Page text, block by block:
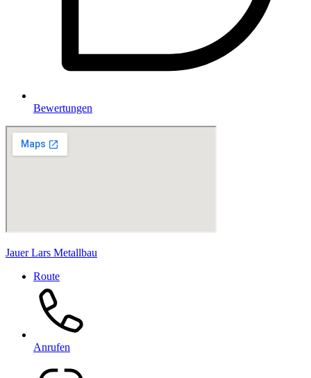
Bewertungen
Jauer Lars Metallbau
Route
Anrufen